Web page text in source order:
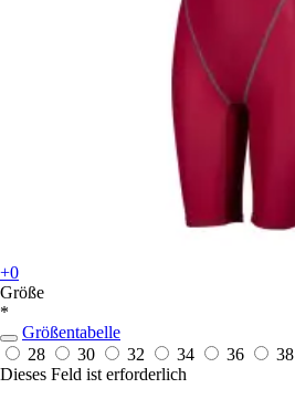
+0
Größe
*
Größentabelle
28
30 32 34 36 38
Dieses Feld ist erforderlich